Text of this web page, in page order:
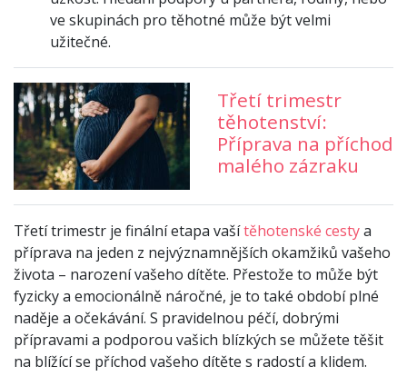
ve skupinách pro těhotné může být velmi
užitečné.
Třetí trimestr
těhotenství:
Příprava na příchod
malého zázraku
Třetí trimestr je finální etapa vašítěhotenské cestya
příprava na jeden z nejvýznamnějších okamžiků vašeho
života – narození vašeho dítěte. Přestože to může být
fyzicky a emocionálně náročné, je to také období plné
naděje a očekávání. S pravidelnou péčí, dobrými
přípravami a podporou vašich blízkých se můžete těšit
na blížící se příchod vašeho dítěte s radostí a klidem.